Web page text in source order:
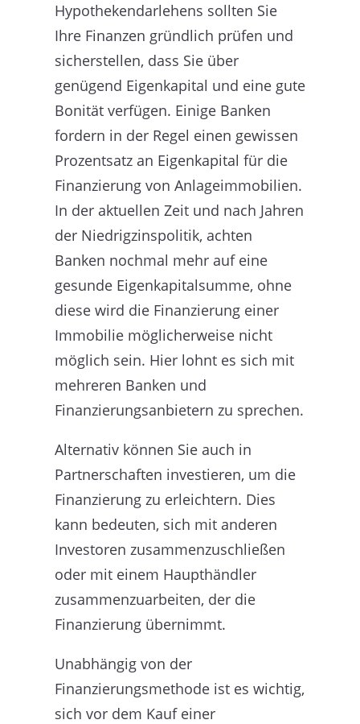
Hypothekendarlehens sollten Sie
Ihre Finanzen gründlich prüfen und
sicherstellen, dass Sie über
genügend Eigenkapital und eine gute
Bonität verfügen. Einige Banken
fordern in der Regel einen gewissen
Prozentsatz an Eigenkapital für die
Finanzierung von Anlageimmobilien.
In der aktuellen Zeit und nach Jahren
der Niedrigzinspolitik, achten
Banken nochmal mehr auf eine
gesunde Eigenkapitalsumme, ohne
diese wird die Finanzierung einer
Immobilie möglicherweise nicht
möglich sein. Hier lohnt es sich mit
mehreren Banken und
Finanzierungsanbietern zu sprechen.
Alternativ können Sie auch in
Partnerschaften investieren, um die
Finanzierung zu erleichtern. Dies
kann bedeuten, sich mit anderen
Investoren zusammenzuschließen
oder mit einem Haupthändler
zusammenzuarbeiten, der die
Finanzierung übernimmt.
Unabhängig von der
Finanzierungsmethode ist es wichtig,
sich vor dem Kauf einer